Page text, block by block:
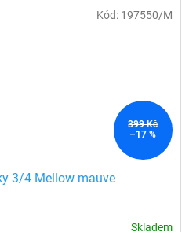
399 Kč
–17 %
3/4 Mellow mauve
Skladem
Kód: 197550/M